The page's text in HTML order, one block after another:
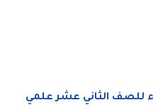
للصف الثاني عشر علمي